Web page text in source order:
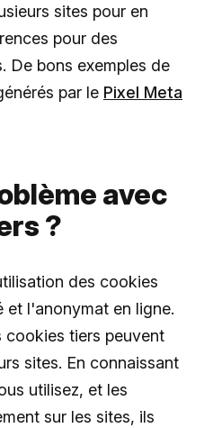
sites pour en
pour des
De bons exemples de
par le Pixel Meta
avec
?
des cookies
l'anonymat en ligne.
cookies tiers peuvent
sites. En connaissant
utilisez, et les
sur les sites, ils